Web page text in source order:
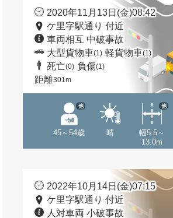
2020年11月13日(金)08:42
ケ里字駅通り 付近
車両相互 中破事故
大型貨物車(1) 軽貨物車(1)
死亡(0) 負傷(1)
距離301m
45～54歳
他
晴
幅5.5～
13.0m
他
2022年10月14日(金)07:15
ケ里字駅通り 付近
人対車両 小破事故